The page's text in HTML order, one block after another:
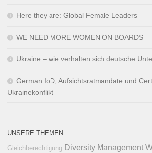
Here they are: Global Female Leaders
WE NEED MORE WOMEN ON BOARDS
Ukraine – wie verhalten sich deutsche
German IoD, Aufsichtsratmandate und
Ukrainekonflikt
UNSERE THEMEN
Gleichberechtigung Diversity Management